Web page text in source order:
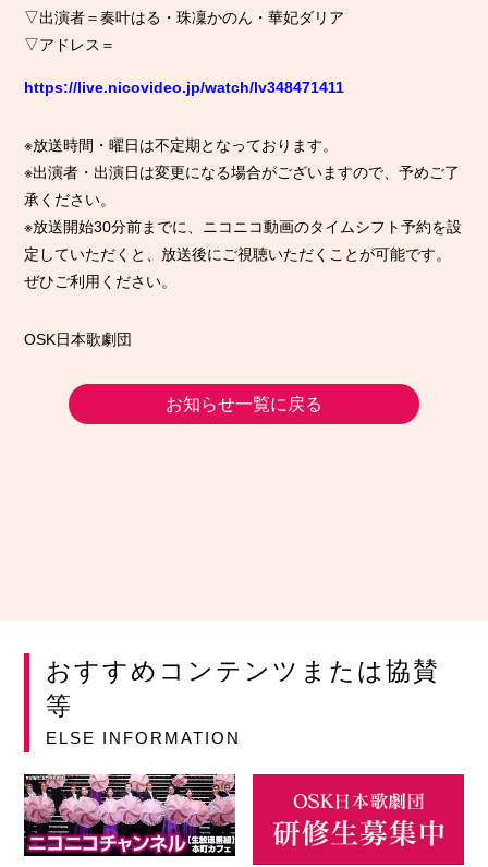
▽出演者＝奏叶はる・珠凜かのん・華妃ダリア
▽アドレス＝
https://live.nicovideo.jp/watch/lv348471411
※放送時間・曜日は不定期となっております。
※出演者・出演日は変更になる場合がございますので、予めご了
承ください。
※放送開始30分前までに、ニコニコ動画のタイムシフト予約を設
定していただくと、放送後にご視聴いただくことが可能です。
ぜひご利用ください。
OSK日本歌劇団
お知らせ一覧に戻る
おすすめコンテンツまたは協賛
等
ELSE INFORMATION